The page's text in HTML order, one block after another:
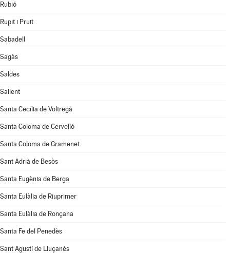
Rubió
Rupit i Pruit
Sabadell
Sagàs
Saldes
Sallent
Santa Cecília de Voltregà
Santa Coloma de Cervelló
Santa Coloma de Gramenet
Sant Adrià de Besòs
Santa Eugènia de Berga
Santa Eulàlia de Riuprimer
Santa Eulàlia de Ronçana
Santa Fe del Penedès
Sant Agustí de Lluçanès